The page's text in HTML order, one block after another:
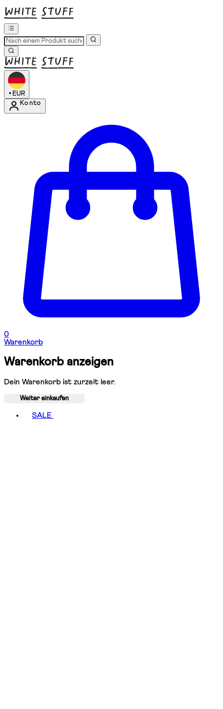
• EUR
Konto
0
Warenkorb
Warenkorb anzeigen
Dein Warenkorb ist zurzeit leer.
Weiter einkaufen
SALE